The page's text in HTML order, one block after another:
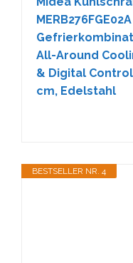
All-Around
& Digital Control
cm, Edelstahl
BESTSELLER NR. 4